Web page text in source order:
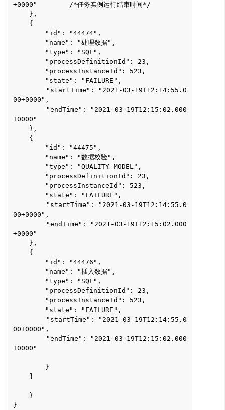
+0000"        /*任务实例运行结束时间*/
},
{
"id": "44474",
"name": "处理数据",
"type": "SQL",
"processDefinitionId": 23,
"processInstanceId": 523,
"state": "FAILURE",
00+0000",
+0000"
},
{
"id": "44475",
"name": "数据校验",
"type": "QUALITY_MODEL",
"processDefinitionId": 23,
"processInstanceId": 523,
"state": "FAILURE",
00+0000",
+0000"
},
{
"id": "44476",
"name": "插入数据",
"type": "SQL",
"processDefinitionId": 23,
"processInstanceId": 523,
"state": "FAILURE",
00+0000",
+0000"
}
}
}